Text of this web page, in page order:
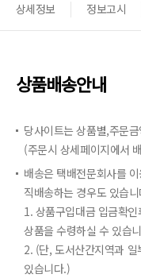
상세정보 정보고시
상품배송안내
당사이트는 상품별,주문
(주문시 상세페이지에서
배송은 택배전문회사를
직배송하는 경우도 있습
1. 상품구입대금 입금확
상품을 수령하실 수 있습
2. (단, 도서산간지역과
있습니다.)